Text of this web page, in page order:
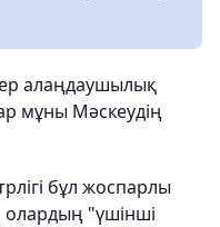
алаңдаушылық
мұны Мәскеудің
бұл жоспарлы
олардың "үшінші